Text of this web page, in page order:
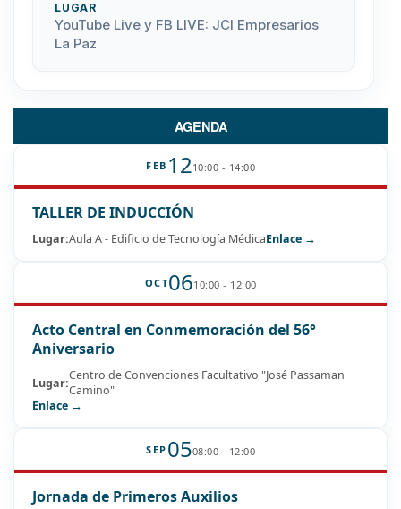
LUGAR
YouTube Live y FB LIVE: JCI Empresarios
La Paz
AGENDA
FEB 1210:00 - 14:00
TALLER DE INDUCCIÓN
Lugar:Aula A - Edificio de Tecnología MédicaEnlace →
OCT0610:00 - 12:00
Acto Central en Conmemoración del 56°
Aniversario
Lugar:Centro de Convenciones Facultativo "José Passaman
Camino"
Enlace →
SEP 0508:00 - 12:00
Jornada de Primeros Auxilios